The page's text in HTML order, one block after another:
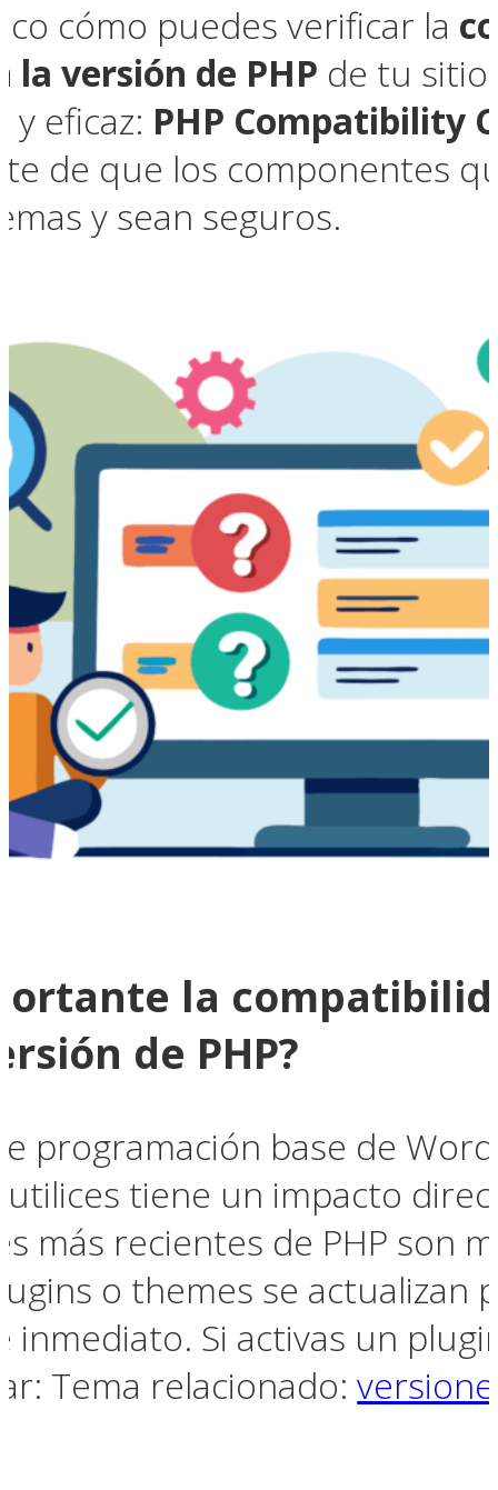
cómo puedes verificar la
versión de PHP de tu
eficaz: PHP Compatibility
de que los componentes
y sean seguros.
la
de PHP?
programación base de
utilices tiene un impacto
más recientes de PHP son
o themes se actualizan
inmediato. Si activas un
Tema relacionado: